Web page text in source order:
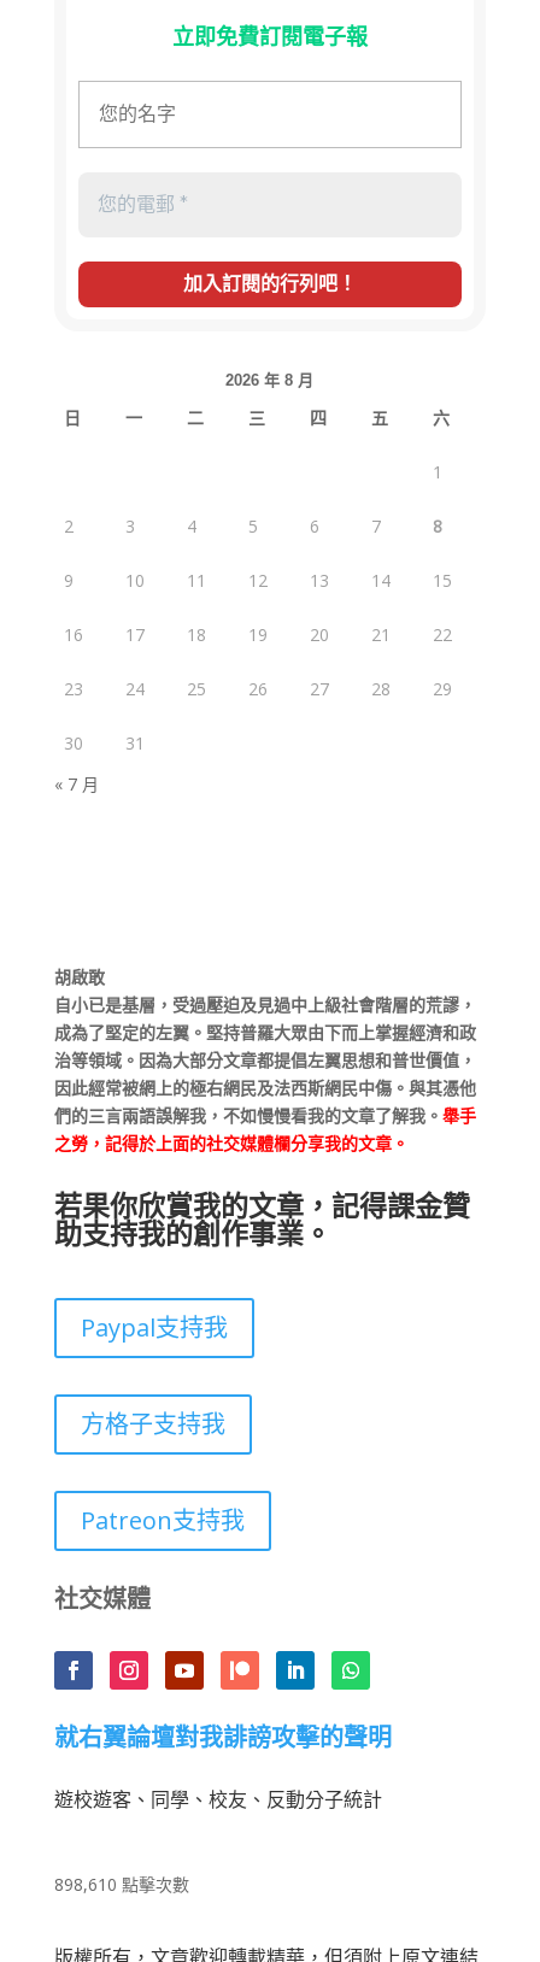
立即免費訂閱電子報
2026 年 8 月
日 一 二 三 四 五 六
1
2 3 4 5 6 7 8
9 10 11 12 13 14 15
16 17 18 19 20 21 22
23 24 25 26 27 28 29
30
31
« 7 月
胡啟敢
自小已是基層，受過壓迫及見過中上級社會階層的荒謬，
成為了堅定的左翼。堅持普羅大眾由下而上掌握經濟和政
治等領域。因為大部分文章都提倡左翼思想和普世價值，
因此經常被網上的極右網民及法西斯網民中傷。與其憑他
們的三言兩語誤解我，不如慢慢看我的文章了解我。 舉手
之勞，記得於上面的社交媒體欄分享我的文章。
若果你欣賞我的文章，記得課金贊
助支持我的創作事業。
Paypal支持我
方格子支持我
Patreon支持我
社交媒體
就右翼論壇對我誹謗攻擊的聲明
遊校遊客、同學、校友、反動分子統計
898,610 點擊次數